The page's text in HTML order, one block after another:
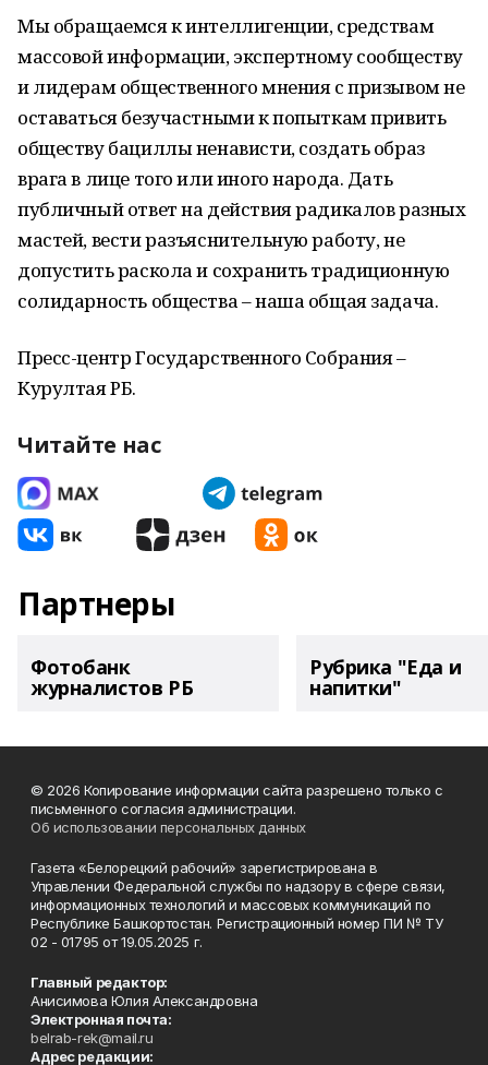
Мы обращаемся к интеллигенции, средствам
массовой информации, экспертному сообществу
и лидерам общественного мнения с призывом не
оставаться безучастными к попыткам привить
обществу бациллы ненависти, создать образ
врага в лице того или иного народа. Дать
публичный ответ на действия радикалов разных
мастей, вести разъяснительную работу, не
допустить раскола и сохранить традиционную
солидарность общества – наша общая задача.
Пресс-центр Государственного Собрания –
Курултая РБ.
Читайте нас
Партнеры
Фотобанк
журналистов РБ
Рубрика "Еда и
напитки"
© 2026 Копирование информации сайта разрешено только с
письменного согласия администрации.
Об использовании персональных данных
Газета «Белорецкий рабочий» зарегистрирована в
Управлении Федеральной службы по надзору в сфере связи,
информационных технологий и массовых коммуникаций по
Республике Башкортостан. Регистрационный номер ПИ № ТУ
02 - 01795 от 19.05.2025 г.
Главный редактор:
Анисимова Юлия Александровна
Электронная почта:
belrab-rek@mail.ru
Адрес редакции: